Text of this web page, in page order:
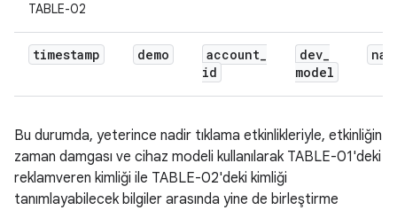
TABLE-02
timestamp demo account_
id
dev_
model
Bu durumda, yeterince nadir tıklama etkinlikleriyle, etkinliğin
zaman damgası ve cihaz modeli kullanılarak TABLE-01'deki
reklamveren kimliği ile TABLE-02'deki kimliği
tanımlayabilecek bilgiler arasında yine de birleştirme